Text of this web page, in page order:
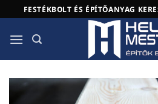
to
content
FESTÉKBOLT ÉS ÉPÍTŐANYAG